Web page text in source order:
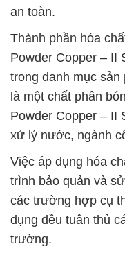
an toàn.
Thành phần hóa
Powder Copper – II
trong danh mục sản
là một chất phân
Powder Copper – II
xử lý nước, ngành
Việc áp dụng hóa
trình bảo quản và
các trường hợp cụ
dụng đều tuân thủ
trường.